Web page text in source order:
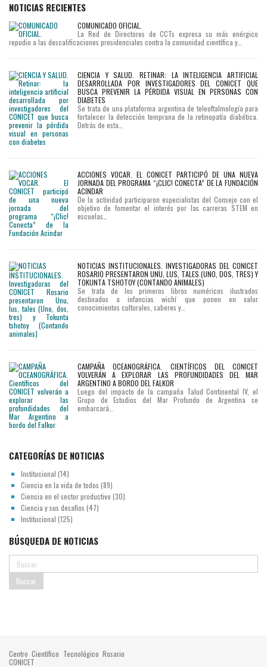
NOTICIAS RECIENTES
COMUNICADO OFICIAL.
La Red de Directores de CCTs expresa su más enérgico
repudio a las descalificaciones presidenciales contra la comunidad científica y…
CIENCIA Y SALUD. RETINAR: LA INTELIGENCIA ARTIFICIAL
DESARROLLADA POR INVESTIGADORES DEL CONICET QUE
BUSCA PREVENIR LA PÉRDIDA VISUAL EN PERSONAS CON
DIABETES
Se trata de una plataforma argentina de teleoftalmología para
fortalecer la detección temprana de la retinopatía diabética.
Detrás de esta…
ACCIONES VOCAR. EL CONICET PARTICIPÓ DE UNA NUEVA
JORNADA DEL PROGRAMA “¡CLIC! CONECTA” DE LA FUNDACIÓN
ACINDAR
De la actividad participaron especialistas del Consejo con el
objetivo de fomentar el interés por las carreras STEM en
escuelas…
NOTICIAS INSTITUCIONALES. INVESTIGADORAS DEL CONICET
ROSARIO PRESENTARON UNU, LUS, TALES (UNO, DOS, TRES) Y
TOKUNTA TSHOTOY (CONTANDO ANIMALES)
Se trata de los primeros libros numéricos ilustrados
destinados a infancias wichí que ponen en valor
conocimientos culturales, saberes y…
CAMPAÑA OCEANOGRÁFICA. CIENTÍFICOS DEL CONICET
VOLVERÁN A EXPLORAR LAS PROFUNDIDADES DEL MAR
ARGENTINO A BORDO DEL FALKOR
Luego del impacto de la campaña Talud Continental IV, el
Grupo de Estudios del Mar Profundo de Argentina se
embarcará…
CATEGORÍAS DE NOTICIAS
Institucional (14)
Ciencia en la vida de todos (89)
Ciencia en el sector productivo (30)
Ciencia y sus desafíos (47)
Institucional (125)
BÚSQUEDA DE NOTICIAS
Centro Científico Tecnológico Rosario
CONICET